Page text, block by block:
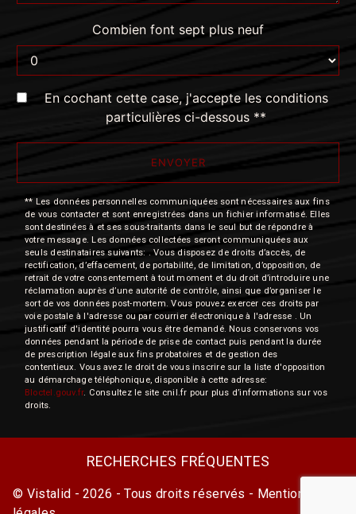
Combien font sept plus neuf
En cochant cette case, j'accepte les conditions
particulières ci-dessous **
ENVOYER
** Les données personnelles communiquées sont nécessaires aux fins
de vous contacter et sont enregistrées dans un fichier informatisé. Elles
sont destinées à et ses sous-traitants dans le seul but de répondre à
votre message. Les données collectées seront communiquées aux
seuls destinataires suivants: . Vous disposez de droits d’accès, de
rectification, d’effacement, de portabilité, de limitation, d’opposition, de
retrait de votre consentement à tout moment et du droit d’introduire une
réclamation auprès d’une autorité de contrôle, ainsi que d’organiser le
sort de vos données post-mortem. Vous pouvez exercer ces droits par
voie postale à l'adresse ou par courrier électronique à l'adresse . Un
justificatif d'identité pourra vous être demandé. Nous conservons vos
données pendant la période de prise de contact puis pendant la durée
de prescription légale aux fins probatoires et de gestion des
contentieux. Vous avez le droit de vous inscrire sur la liste d'opposition
au démarchage téléphonique, disponible à cette adresse:
Bloctel.gouv.fr. Consultez le site cnil.fr pour plus d’informations sur vos
droits.
RECHERCHES FRÉQUENTES
© Vistalid - 2026 - Tous droits réservés - Mentions